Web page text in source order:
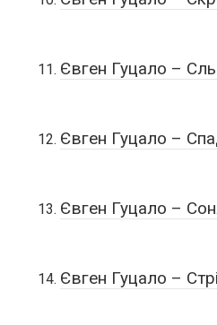
Євген Гуцало –
Євген Гуцало –
Євген Гуцало –
Євген Гуцало –